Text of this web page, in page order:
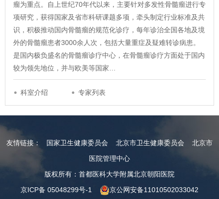
瘤为重点。自上世纪70年代以来，主要针对多发性骨髓瘤进行专
项研究，获得国家及省市科研课题多项，牵头制定行业标准及共
识，积极推动国内骨髓瘤的规范化诊疗，每年诊治全国各地及境
外的骨髓瘤患者3000余人次，包括大量重症及疑难转诊病患。
是国内极负盛名的骨髓瘤诊疗中心，在骨髓瘤诊疗方面处于国内
较为领先地位，并与欧美等国家…
科室介绍 专家列表
友情链接： 国家卫生健康委员会 北京市卫生健康委员会
北京市
医院管理中心
版权所有：首都医科大学附属北京朝阳医院
京ICP备 05048299号-1
京公网安备11010502033042